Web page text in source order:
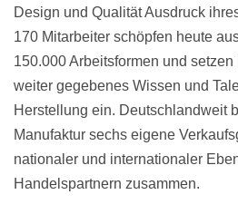
Design und Qualität Ausdruck
170 Mitarbeiter schöpfen heute
150.000 Arbeitsformen und
weiter gegebenes Wissen und
Herstellung ein. Deutschlandweit
Manufaktur sechs eigene
nationaler und internationaler
Handelspartnern zusammen.